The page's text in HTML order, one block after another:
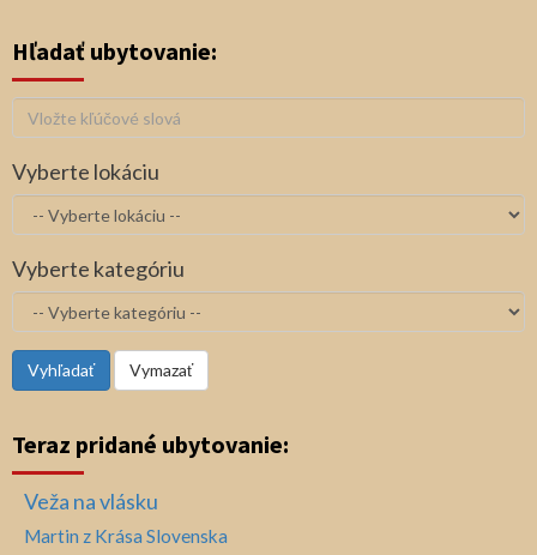
Hľadať ubytovanie:
Vyberte lokáciu
Vyberte kategóriu
Vyhľadať Vymazať
Teraz pridané ubytovanie:
Veža na vlásku
Martin z Krása Slovenska